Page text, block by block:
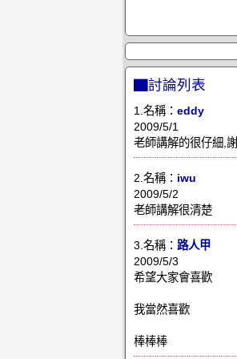
▇討論列表
1.名稱： eddy
2009/5/1
老師講解的很仔細,
2.名稱： iwu
2009/5/2
老師講解很清楚
3.名稱： 路人甲
2009/5/3
希望大家會喜歡
我當然喜歡
棒棒棒